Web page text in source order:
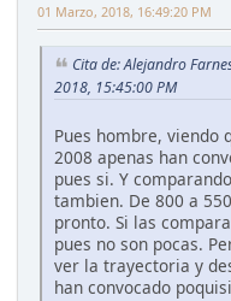
01 Marzo, 2018, 16:49:20 PM
Cita de: Alejandro
2018, 15:45:00 PM
Pues hombre, viendo
2008 apenas han
pues si. Y
tambien. De 800 a
pronto. Si las
pues no son pocas.
ver la trayectoria y
han convocado